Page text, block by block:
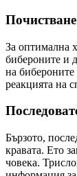
За оптимална
бибероните и
на бибероните
реакцията на
Бързото,
кравата. Ето
човека.